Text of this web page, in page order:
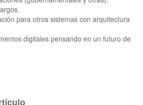
para otros sistemas con arquitectura
digitales pensando en un futuro de